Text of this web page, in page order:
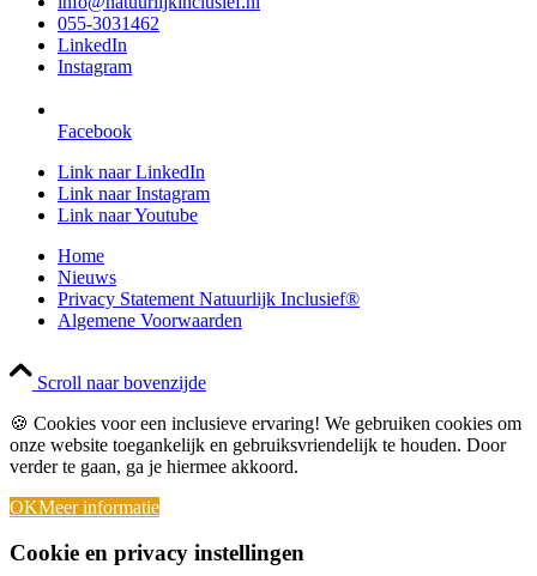
055-3031462
LinkedIn
Instagram
Facebook
Link naar LinkedIn
Link naar Instagram
Link naar Youtube
Home
Nieuws
Privacy Statement Natuurlijk Inclusief®
Algemene Voorwaarden
Scroll naar bovenzijde
🍪 Cookies voor een inclusieve ervaring! We gebruiken cookies om
onze website toegankelijk en gebruiksvriendelijk te houden. Door
verder te gaan, ga je hiermee akkoord.
OKMeer informatie
Cookie en privacy instellingen